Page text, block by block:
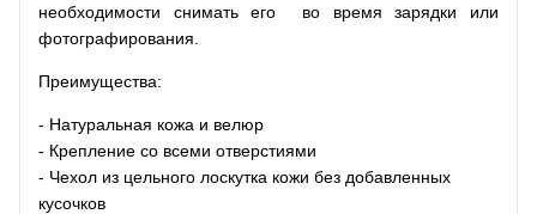
необходимости снимать его во время зарядки или
фотографирования.
Преимущества:
- Натуральная кожа и велюр
- Крепление со всеми отверстиями
- Чехол из цельного лоскутка кожи без добавленных
кусочков